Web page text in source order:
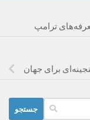
ترامپ
برای جهان